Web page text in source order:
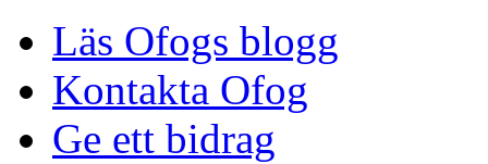
Läs Ofogs blogg
Kontakta Ofog
Ge ett bidrag